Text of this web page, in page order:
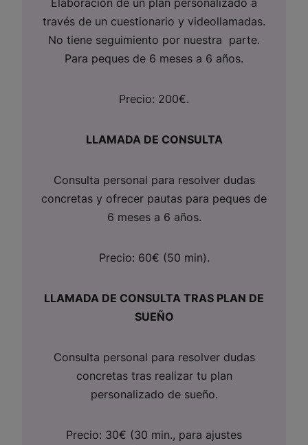
través de un cuestionario y videollamadas.
No tiene seguimiento por nuestra parte.
Para peques de 6 meses a 6 años.
Precio: 200€.
LLAMADA DE CONSULTA
Consulta personal para resolver dudas
concretas y ofrecer pautas para peques de
6 meses a 6 años.
Precio: 60€ (50 min).
LLAMADA DE CONSULTA TRAS PLAN DE
SUEÑO
Consulta personal para resolver dudas
concretas tras realizar tu plan
personalizado de sueño.
Precio: 30€ (30 min., para ajustes